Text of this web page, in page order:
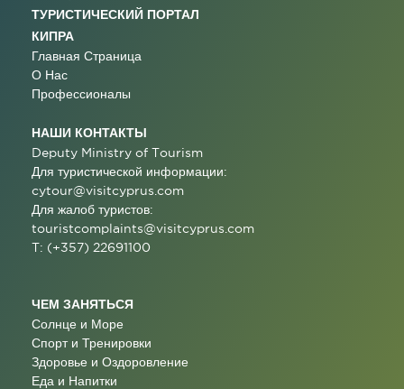
ТУРИСТИЧЕСКИЙ ПОРТАЛ
КИПРА
Главная Страница
О Нас
Профессионалы
НАШИ КОНТАКТЫ
Deputy Ministry of Tourism
Для туристической информации:
cytour@visitcyprus.com
Для жалоб туристов:
touristcomplaints@visitcyprus.com
T: (+357) 22691100
ЧЕМ ЗАНЯТЬСЯ
Солнце и Море
Спорт и Тренировки
Здоровье и Оздоровление
Еда и Напитки